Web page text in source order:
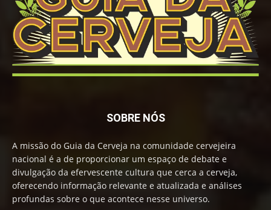
SOBRE NÓS
A missão do Guia da Cerveja na comunidade cervejeira
nacional é a de proporcionar um espaço de debate e
divulgação da efervescente cultura que cerca a cerveja,
oferecendo informação relevante e atualizada e análises
profundas sobre o que acontece nesse universo.